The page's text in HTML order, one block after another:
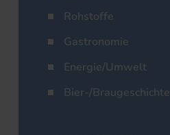
Rohstoffe
Gastronomie
Energie/Umwelt
Bier-/Braugeschichte